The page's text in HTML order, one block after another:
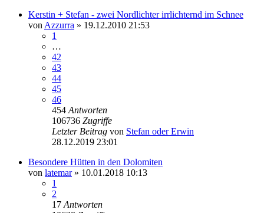
Kerstin + Stefan - zwei Nordlichter irrlichternd im Schnee
von Azzurra » 19.12.2010 21:53
1
…
42
43
44
45
46
454 Antworten
106736 Zugriffe
Letzter Beitrag von Stefan oder Erwin
28.12.2019 23:01
Besondere Hütten in den Dolomiten
von latemar» 10.01.2018 10:13
1
2
17 Antworten